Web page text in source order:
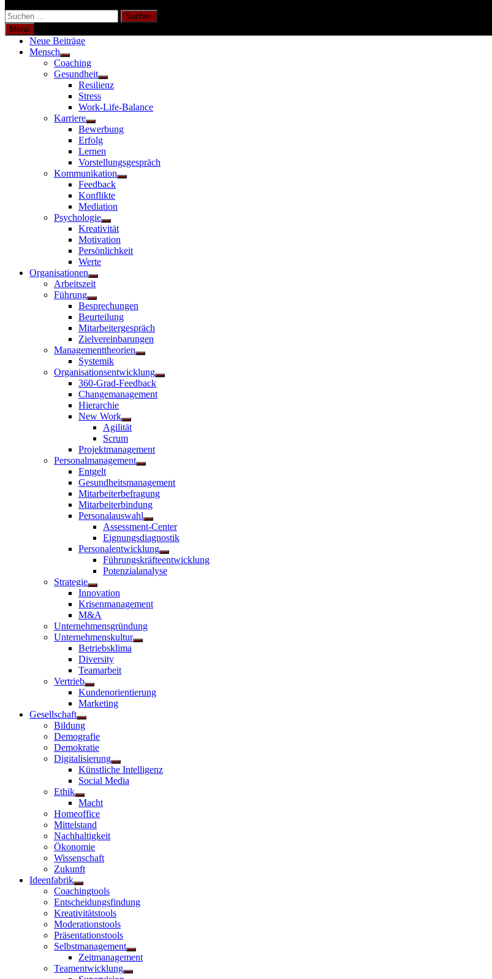
Suchen
nach:
Menü
Neue Beiträge
Mensch
Untermenü
anzeigen
Coaching
Gesundheit
Untermenü
anzeigen
Resilienz
Stress
Work-Life-Balance
Karriere
Untermenü
anzeigen
Bewerbung
Erfolg
Lernen
Vorstellungsgespräch
Kommunikation
Untermenü
Feedback
Konflikte
Mediation
Psychologie
Untermenü
anzeigen
Kreativität
Motivation
Persönlichkeit
Werte
Organisationen
Untermenü
anzeigen
Arbeitszeit
Führung
Untermenü
anzeigen
Besprechungen
Beurteilung
Mitarbeitergespräch
Zielvereinbarungen
Managementtheorien
Untermenü
Systemik
Organisationsentwicklung
Untermenü
360-Grad-Feedback
Changemanagement
Hierarchie
New Work
Untermenü
anzeigen
Agilität
Scrum
Projektmanagement
Personalmanagement
Untermenü
Entgelt
Gesundheitsmanagement
Mitarbeiterbefragung
Mitarbeiterbindung
Personalauswahl
Untermenü
anzeigen
Assessment-Center
Eignungsdiagnostik
Personalentwicklung
Untermenü
anzeigen
Führungskräfteentwicklung
Potenzialanalyse
Strategie
Untermenü
anzeigen
Innovation
Krisenmanagement
M&A
Unternehmensgründung
Unternehmenskultur
Untermenü
Betriebsklima
Diversity
Teamarbeit
Vertrieb
Untermenü
anzeigen
Kundenorientierung
Marketing
Gesellschaft
Untermenü
anzeigen
Bildung
Demografie
Demokratie
Digitalisierung
Untermenü
anzeigen
Künstliche Intelligenz
Social Media
Ethik
Untermenü
anzeigen
Macht
Homeoffice
Mittelstand
Nachhaltigkeit
Ökonomie
Wissenschaft
Zukunft
Ideenfabrik
Untermenü
anzeigen
Coachingtools
Entscheidungsfindung
Kreativitätstools
Moderationstools
Präsentationstools
Selbstmanagement
Untermenü
anzeigen
Zeitmanagement
Teamentwicklung
Untermenü